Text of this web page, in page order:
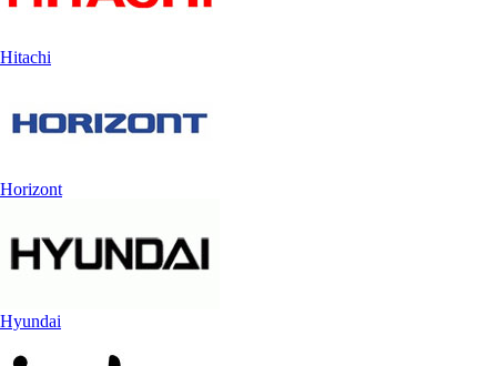
Hitachi
Horizont
Hyundai